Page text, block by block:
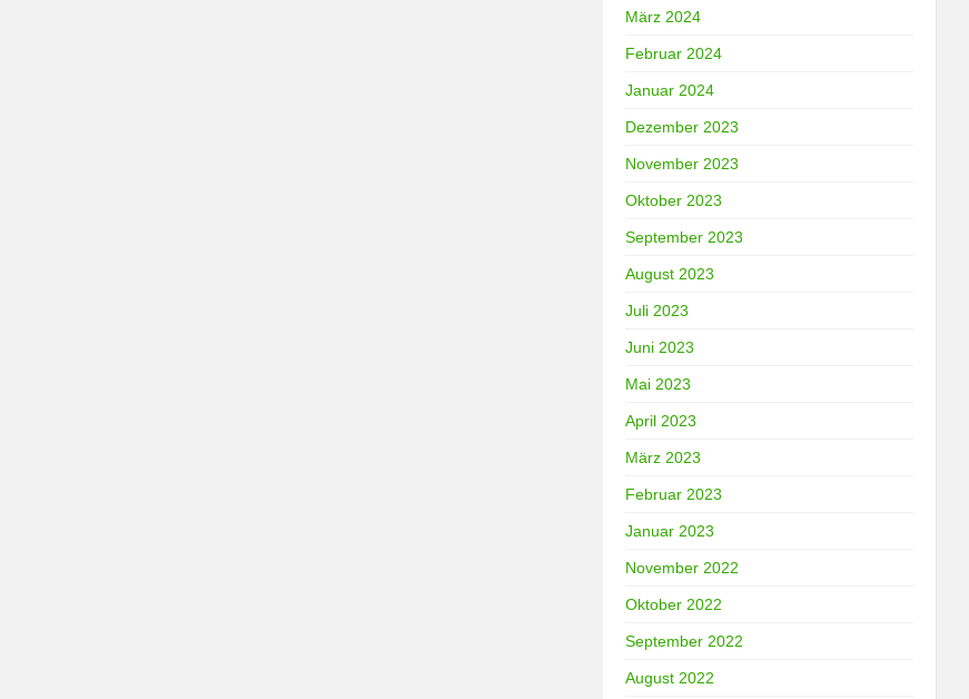
März 2024
Februar 2024
Januar 2024
Dezember 2023
November 2023
Oktober 2023
September 2023
August 2023
Juli 2023
Juni 2023
Mai 2023
April 2023
März 2023
Februar 2023
Januar 2023
November 2022
Oktober 2022
September 2022
August 2022